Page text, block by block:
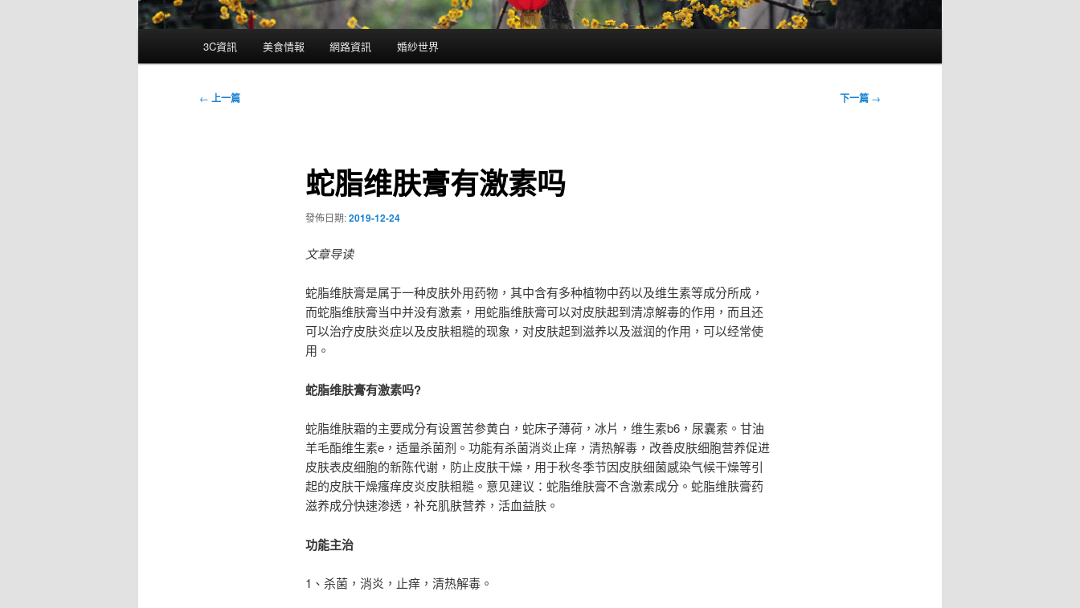
3C資訊 美食情報 網路資訊 婚紗世界
文
← 上一篇 下一篇 →
蛇脂维肤膏有激素吗
發佈日期:2019-12-24
文章导读
蛇脂维肤膏是属于一种皮肤外用药物，其中含有多种植物中药以及维生素等成分所成，
而蛇脂维肤膏当中并没有激素，用蛇脂维肤膏可以对皮肤起到清凉解毒的作用，而且还
可以治疗皮肤炎症以及皮肤粗糙的现象，对皮肤起到滋养以及滋润的作用，可以经常使
用。
蛇脂维肤膏有激素吗?
蛇脂维肤霜的主要成分有设置苦参黄白，蛇床子薄荷，冰片，维生素b6，尿囊素。甘油
羊毛酯维生素e，适量杀菌剂。功能有杀菌消炎止痒，清热解毒，改善皮肤细胞营养促进
皮肤表皮细胞的新陈代谢，防止皮肤干燥，用于秋冬季节因皮肤细菌感染气候干燥等引
起的皮肤干燥瘙痒皮炎皮肤粗糙。意见建议：蛇脂维肤膏不含激素成分。蛇脂维肤膏药
滋养成分快速渗透，补充肌肤营养，活血益肤。
功能主治
1、杀菌，消炎，止痒，清热解毒。